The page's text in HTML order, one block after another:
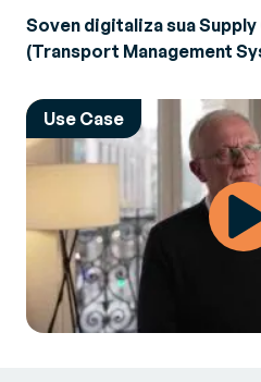
Soven digitaliza sua Supply
(Transport Management
Use Case